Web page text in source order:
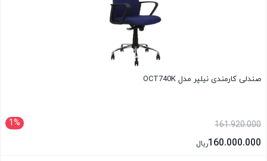
صندلی کارمندی نیلپر مدل OCT740K
1% 161.920.000
160.000.000ریال